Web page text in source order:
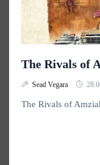
The Rivals of
Sead Vegara
The Rivals of